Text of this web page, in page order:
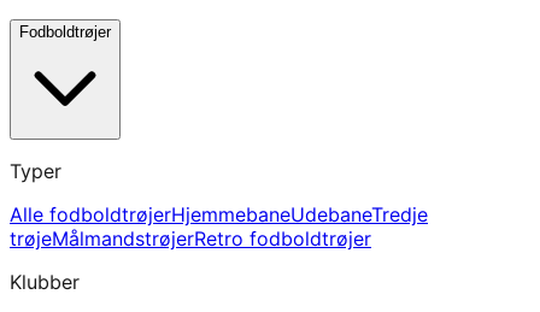
Fodboldtrøjer
Typer
Alle fodboldtrøjerHjemmebaneUdebaneTredje
trøjeMålmandstrøjerRetro fodboldtrøjer
Klubber